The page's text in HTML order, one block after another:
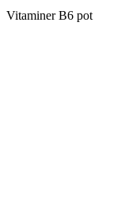
Vitaminer B6 pot